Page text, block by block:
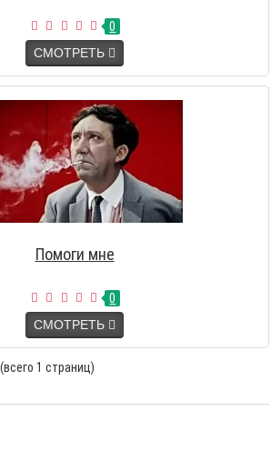
0
СМОТРЕТЬ
Помоги мне
0
СМОТРЕТЬ
1 страниц)